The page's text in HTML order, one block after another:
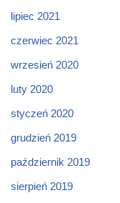
lipiec 2021
czerwiec 2021
wrzesień 2020
luty 2020
styczeń 2020
grudzień 2019
październik 2019
sierpień 2019